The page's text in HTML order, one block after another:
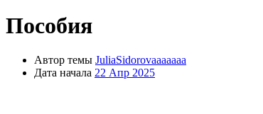
Пособия
Автор темы JuliaSidorovaaaaaaa
Дата начала 22 Апр 2025